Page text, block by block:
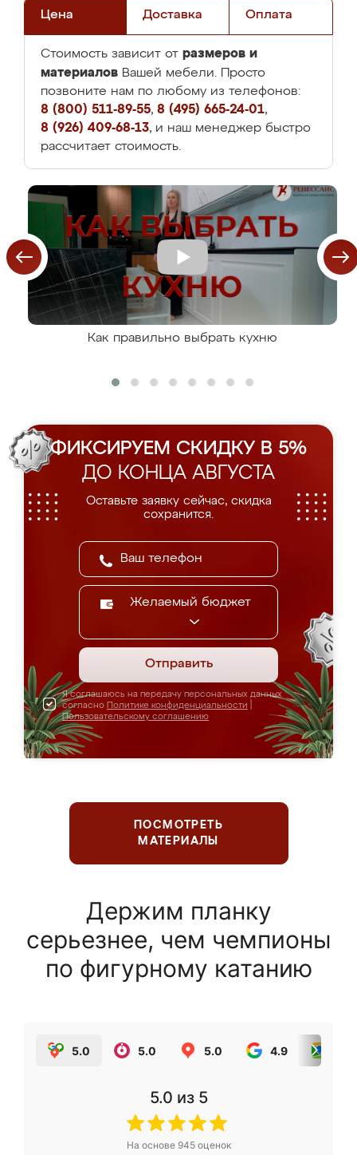
Цена Доставка Оплата
Стоимость зависит от размеров и
материалов Вашей мебели. Просто
позвоните нам по любому из телефонов:
8 (800) 511-89-55, 8 (495) 665-24-01,
8 (926) 409-68-13, и наш менеджер быстро
рассчитает стоимость.
Как правильно выбрать кухню
ФИКСИРУЕМ СКИДКУ В 5%
ДО КОНЦА АВГУСТА
Оставьте заявку сейчас, скидка
сохранится.
Желаемый бюджет
Отправить
Я соглашаюсь на передачу персональных данных
согласно Политике конфиденциальности
Пользовательскому соглашению
ПОСМОТРЕТЬ
МАТЕРИАЛЫ
Держим планку
серьезнее, чем чемпионы
по фигурному катанию
5.0 5.0 5.0 4.9
5.0 из 5
На основе 945оценок